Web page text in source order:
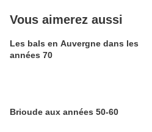
Vous aimerez aussi
Les bals en Auvergne dans les
années 70
Brioude aux années 50-60